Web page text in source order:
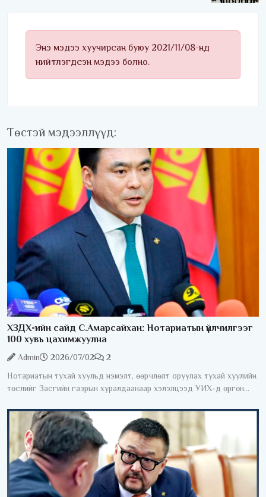
Энэ мэдээ хуучирсан буюу 2021/11/08-нд
нийтлэгдсэн мэдээ болно.
Төстэй мэдээллүүд:
ХЗДХ-ийн сайд С.Амарсайхан: Нотариатын үйлчилгээг
100 хувь цахимжуулна
Admin 2026/07/02
2
Нотариатын тухай хуульд нэмэлт, өөрчлөлт оруулах тухай хуулийн
төслийг Засгийн газрын хуралдаанаар хэлэлцээд УИХ-д өргөн
үйлчилгээг авахын